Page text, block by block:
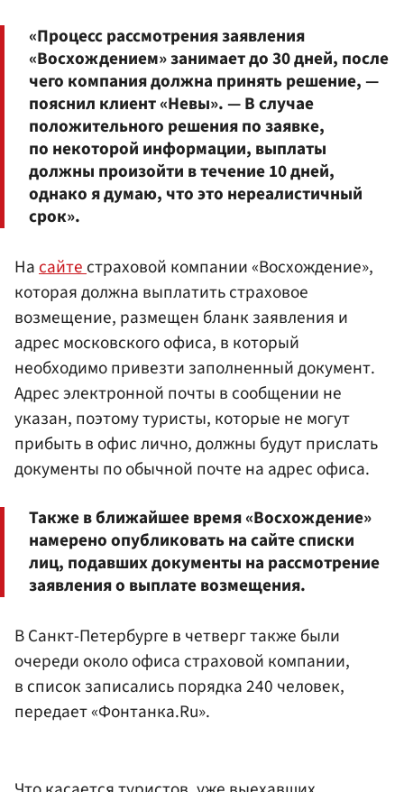
«Процесс рассмотрения заявления
«Восхождением» занимает до 30 дней, после
чего компания должна принять решение, —
пояснил клиент «Невы». — В случае
положительного решения по заявке,
по некоторой информации, выплаты
должны произойти в течение 10 дней,
однако я думаю, что это нереалистичный
срок».
На сайте страховой компании «Восхождение»,
которая должна выплатить страховое
возмещение, размещен бланк заявления и
адрес московского офиса, в который
необходимо привезти заполненный документ.
Адрес электронной почты в сообщении не
указан, поэтому туристы, которые не могут
прибыть в офис лично, должны будут прислать
документы по обычной почте на адрес офиса.
Также в ближайшее время «Восхождение»
намерено опубликовать на сайте списки
лиц, подавших документы на рассмотрение
заявления о выплате возмещения.
В Санкт-Петербурге в четверг также были
очереди около офиса страховой компании,
в список записались порядка 240 человек,
передает «Фонтанка.Ru».